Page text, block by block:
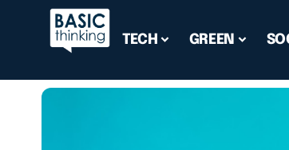
TECH GREEN